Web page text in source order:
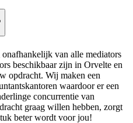
van alle mediators
beschikbaar zijn in Orvelte en
opdracht. Wij maken een
waardoor er een
concurrentie van
graag willen hebben, zorgt
beter wordt voor jou!